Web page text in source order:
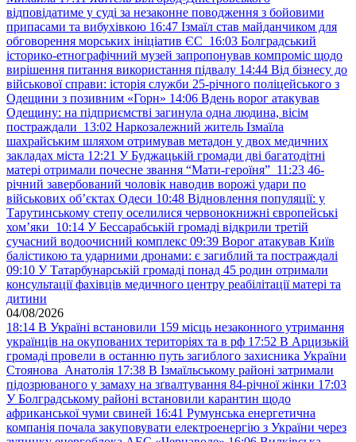
відповідатиме у суді за незаконне поводження з бойовими
припасами та вибухівкою 16:47 Ізмаїл став майданчиком для
обговорення морських ініціатив ЄС 16:03 Болградський
історико-етнографічний музей запропонував компроміс щодо
вирішення питання використання підвалу 14:44 Від бізнесу до
військової справи: історія служби 25-річного поліцейського з
Одещини з позивним «Горн» 14:06 Вдень ворог атакував
Одещину: на підприємстві загинула одна людина, вісім
постраждали 13:02 Наркозалежний житель Ізмаїла
шахрайським шляхом отримував метадон у двох медичних
закладах міста 12:21 У Буджацькій громади дві багатодітні
матері отримали почесне звання “Мати-героїня” 11:23 46-
річний завербований чоловік наводив ворожі удари по
військових обʼєктах Одеси 10:48 Відновлення популяції: у
Тарутинському степу оселилися червонокнижні європейські
хом’яки 10:14 У Бессарабській громаді відкрили третій
сучасний водоочисний комплекс 09:39 Ворог атакував Київ
балістикою та ударними дронами: є загиблий та постраждалі
09:10 У Татарбунарській громаді понад 45 родин отримали
консультації фахівців медичного центру реабілітації матері та
дитини
04/08/2026
18:14 В Україні встановили 159 місць незаконного утримання
українців на окупованих територіях та в рф 17:52 В Арцизькій
громаді провели в останню путь загиблого захисника України
Стоянова Анатолія 17:38 В Ізмаїльському районі затримали
підозрюваного у замаху на зґвалтування 84-річної жінки 17:03
У Болградському районі встановили карантин щодо
африканської чуми свиней 16:41 Румунська енергетична
компанія почала закуповувати електроенергію з України через